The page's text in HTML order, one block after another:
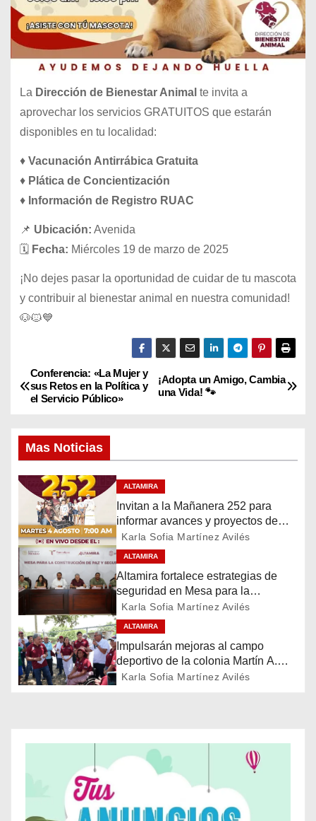
La Dirección de Bienestar Animal te invita a
aprovechar los servicios GRATUITOS que estarán
disponibles en tu localidad:
♦️ Vacunación Antirrábica Gratuita
♦️ Plática de Concientización
♦️ Información de Registro RUAC
📌 Ubicación: Avenida
🗓 Fecha: Miércoles 19 de marzo de 2025
¡No dejes pasar la oportunidad de cuidar de tu mascota
y contribuir al bienestar animal en nuestra comunidad!
🐶🐱💙
N
v
e
g
a
c
i
ó
n
d
e
¡Adopta un Amigo, Cambia
una Vida! 🐾
Conferencia: «La Mujer y
sus Retos en la Política y
el Servicio Público»
Mas Noticias
ALTAMIRA
Invitan a la Mañanera 252 para
informar avances y proyectos de
Altamira
Karla Sofia Martínez Avilés
ALTAMIRA
Altamira fortalece estrategias de
seguridad en Mesa para la
Construcción de Paz
Karla Sofia Martínez Avilés
ALTAMIRA
Impulsarán mejoras al campo
deportivo de la colonia Martín A.
Martínez
Karla Sofia Martínez Avilés